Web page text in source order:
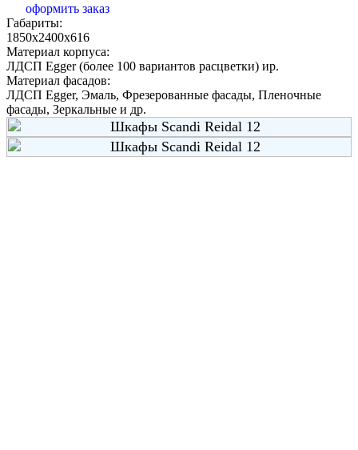
оформить заказ
Габариты:
1850x2400x616
Материал корпуса:
ЛДСП Egger (более 100 вариантов расцветки) ир.
Материал фасадов:
ЛДСП Egger, Эмаль, Фрезерованные фасады, Пленочные
фасады, Зеркальные и др.